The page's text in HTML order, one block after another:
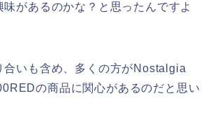
があるのかな？と思ったんですよ
合いも含め、多くの方がNostalgia
の商品に関心があるのだと思い